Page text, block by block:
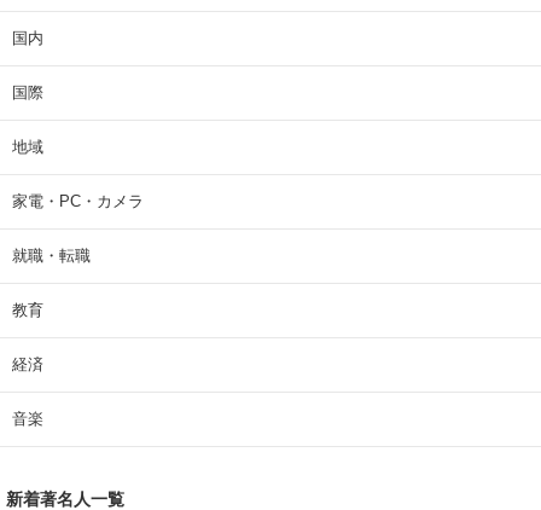
国内
国際
地域
家電・PC・カメラ
就職・転職
教育
経済
音楽
新着著名人一覧